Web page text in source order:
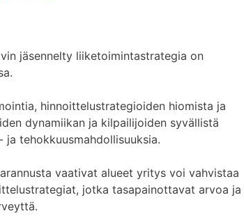
jäsennelty liiketoimintastrategia on
hinnoittelustrategioiden hiomista ja
dynamiikan ja kilpailijoiden syvällistä
tehokkuusmahdollisuuksia.
vaativat alueet yritys voi vahvistaa
jotka tasapainottavat arvoa ja